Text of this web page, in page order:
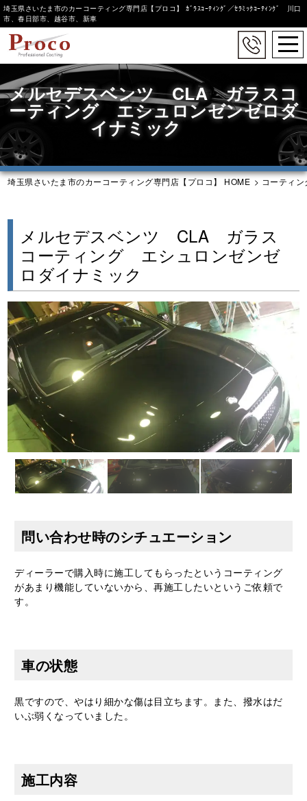
to
main
content
埼玉県さいたま市のカーコーティング専門店【プロコ】 ｶﾞﾗｽｺｰﾃｨﾝｸﾞ／ｾﾗﾐｯｸｺｰﾃｨﾝｸﾞ 川口
市、春日部市、越谷市、新車
メルセデスベンツ CLA ガラスコ
ーティング エシュロンゼンゼロダ
イナミック
埼玉県さいたま市のカーコーティング専門店【プロコ】 HOME > コーティン
メルセデスベンツ CLA ガラス
コーティング エシュロンゼンゼ
ロダイナミック
問い合わせ時のシチュエーション
ディーラーで購入時に施工してもらったというコーティング
があまり機能していないから、再施工したいというご依頼で
す。
車の状態
黒ですので、やはり細かな傷は目立ちます。また、撥水はだ
いぶ弱くなっていました。
施工内容